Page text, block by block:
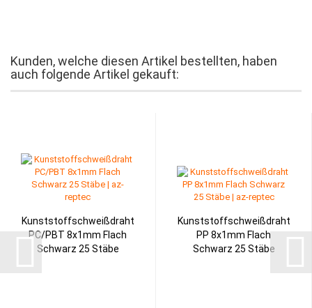
Kunden, welche diesen Artikel bestellten, haben
auch folgende Artikel gekauft:
Kunststoffschweißdraht
PC/PBT 8x1mm Flach
Schwarz 25 Stäbe
Kunststoffschweißdraht
PP 8x1mm Flach
Schwarz 25 Stäbe